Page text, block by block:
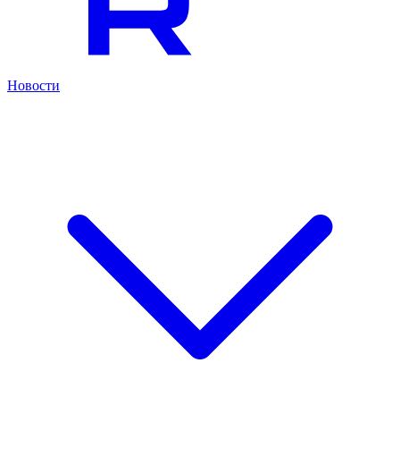
Новости